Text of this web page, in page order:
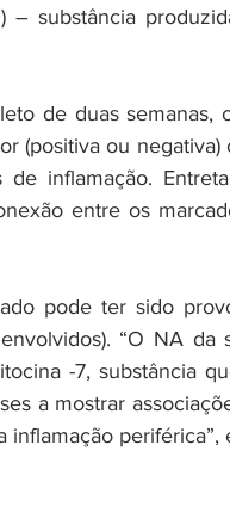
– substância
de duas semanas,
(positiva ou
inflamação.
entre os
pode ter sido
“O NA da
-7, substância
a mostrar
inflamação